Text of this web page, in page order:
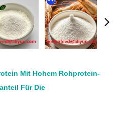
Mit Hohem Rohprotein-
Für Die